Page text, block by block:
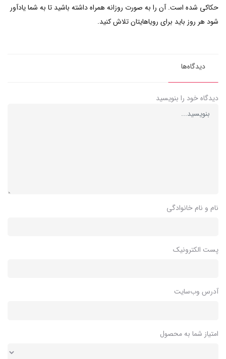
حکاکی شده است. آن را به صورت روزانه همراه داشته باشید تا به شما یادآور
شود هر روز باید برای رویاهایتان تلاش کنید.
دیدگاه‌ها
دیدگاه خود را بنویسید
نام و نام خانوادگی
پست الکترونیک
آدرس وب‌سایت
امتیاز شما به محصول